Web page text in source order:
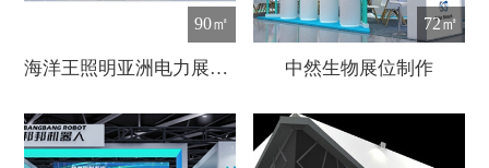
90㎡
海洋王照明亚洲电力展展台设计
72㎡
中然生物展位制作